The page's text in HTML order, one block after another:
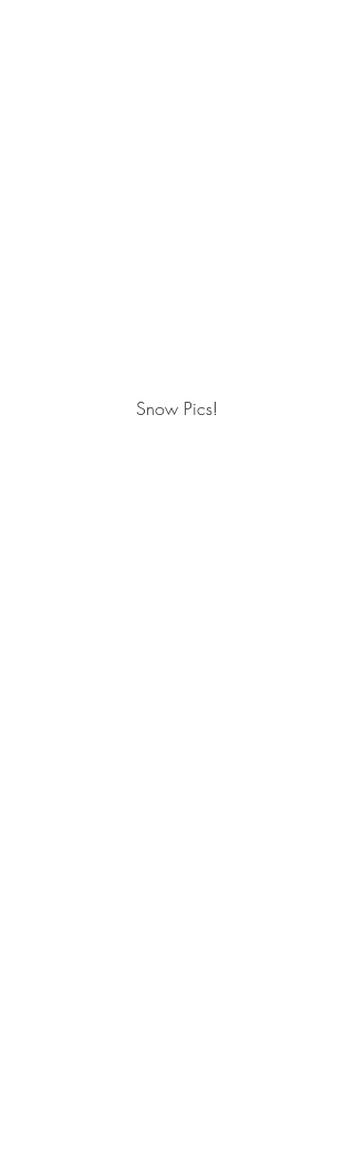
Snow Pics!